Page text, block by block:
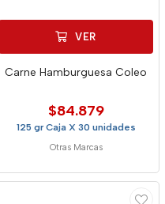
VER
Carne Hamburguesa Coleo
$84.879
125 gr Caja X 30 unidades
Otras Marcas